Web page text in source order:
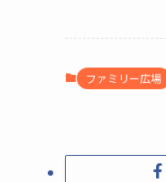
ファミリー広場